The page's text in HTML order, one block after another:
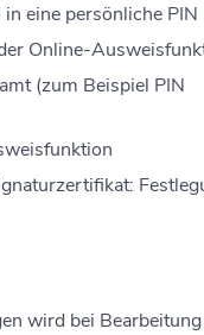
eine persönliche PIN
Online-
(zum Beispiel PIN
wird bei Bearbeitung